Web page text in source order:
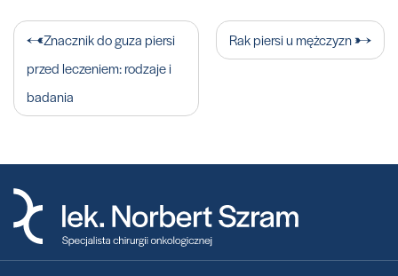
Nawigacja
wpisu
Znacznik do guza piersi
przed leczeniem: rodzaje i
badania
Rak piersi u mężczyzn